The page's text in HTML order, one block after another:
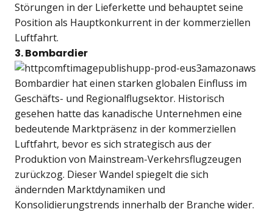
Störungen in der Lieferkette und behauptet seine
Position als Hauptkonkurrent in der kommerziellen
Luftfahrt.
3. Bombardier
Bombardier hat einen starken globalen Einfluss im
Geschäfts- und Regionalflugsektor. Historisch
gesehen hatte das kanadische Unternehmen eine
bedeutende Marktpräsenz in der kommerziellen
Luftfahrt, bevor es sich strategisch aus der
Produktion von Mainstream-Verkehrsflugzeugen
zurückzog. Dieser Wandel spiegelt die sich
ändernden Marktdynamiken und
Konsolidierungstrends innerhalb der Branche wider.